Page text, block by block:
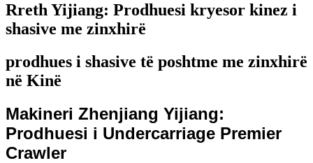
Rreth Yijiang: Prodhuesi kryesor kinez i
shasive me zinxhirë
prodhues i shasive të poshtme me zinxhirë
në Kinë
Makineri Zhenjiang Yijiang:
Prodhuesi i Undercarriage Premier
Crawler